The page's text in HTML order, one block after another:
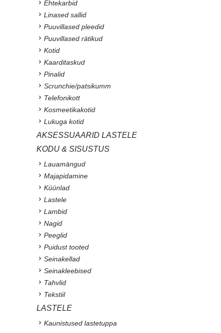
Ehtekarbid
Linased sallid
Puuvillased pleedid
Puuvillased rätikud
Kotid
Kaarditaskud
Pinalid
Scrunchie/patsikumm
Telefonikott
Kosmeetikakotid
Lukuga kotid
AKSESSUAARID LASTELE
KODU & SISUSTUS
Lauamängud
Majapidamine
Küünlad
Lastele
Lambid
Nagid
Peeglid
Puidust tooted
Seinakellad
Seinakleebised
Tahvlid
Tekstiil
LASTELE
Kaunistused lastetuppa